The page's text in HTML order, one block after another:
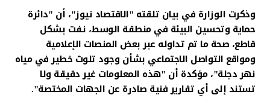
وذكرت الوزارة في بيان تلقته "الاقتصاد نيوز"، أن "دائرة
حماية وتحسين البيئة في منطقة الوسط، نفت بشكل
قاطع، صحة ما تم تداوله عبر بعض المنصات الإعلامية
ومواقع التواصل الاجتماعي بشأن وجود تلوث خطير في مياه
نهر دجلة"، مؤكدة أن "هذه المعلومات غير دقيقة ولا
تستند إلى أي تقارير فنية صادرة عن الجهات المختصة".